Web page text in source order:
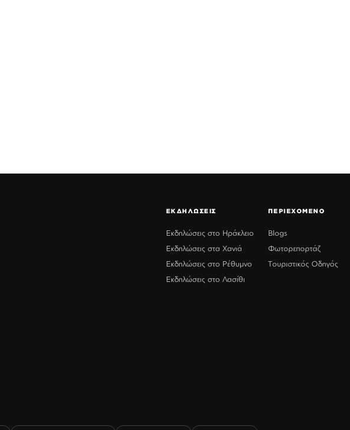
ΕΚΔΗΛΩΣΕΙΣ
Εκδηλώσεις στο Ηράκλειο
Εκδηλώσεις στα Χανιά
Εκδηλώσεις στο Ρέθυμνο
Εκδηλώσεις στο Λασίθι
ΠΕΡΙΕΧΟΜΕΝΟ
Blogs
Φωτορεπορτάζ
Τουριστικός Οδηγός